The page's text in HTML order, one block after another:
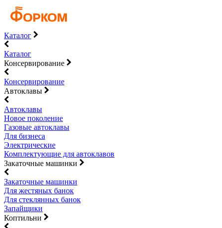
Каталог
Каталог
Консервирование
Консервирование
Автоклавы
Автоклавы
Новое поколение
Газовые автоклавы
Для бизнеса
Электрические
Комплектующие для автоклавов
Закаточные машинки
Закаточные машинки
Для жестяных банок
Для стеклянных банок
Запайщики
Коптильни